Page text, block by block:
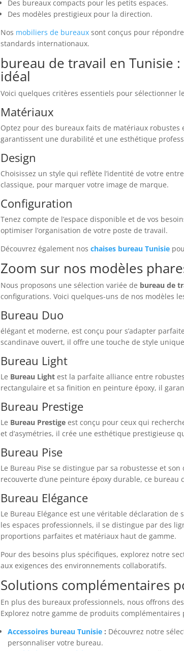
Des bureaux compacts pour les petits espaces.
Des modèles prestigieux pour la direction.
Nos mobiliers de bureauxsont conçus pour
standards internationaux.
bureau de travail en Tunisie
idéal
Voici quelques critères essentiels pour sélectionner le
Matériaux
Optez pour des bureaux faits de matériaux
garantissent une durabilité et une esthétique
Design
Choisissez un style qui reflète l’identité de votre
classique, pour marquer votre image de marque.
Configuration
Tenez compte de l’espace disponible et de vos
optimiser l’organisation de votre poste de travail.
Découvrez également nos chaises bureau Tunisie
Zoom sur nos modèles
Nous proposons une sélection variée de bureau de
configurations. Voici quelques-uns de nos modèles
Bureau Duo
élégant et moderne, est conçu pour s’adapter
scandinave ouvert, il offre une touche de style
Bureau Light
Le Bureau Lightest la parfaite alliance entre
rectangulaire et sa finition en peinture époxy, il
Bureau Prestige
Le Bureau Prestigeest conçu pour ceux qui
et d’asymétries, il crée une esthétique prestigieuse
Bureau Pise
Le Bureau Pise se distingue par sa robustesse et
recouverte d’une peinture époxy durable, ce
Bureau Elégance
Le Bureau Elégance est une véritable déclaration de
les espaces professionnels, il se distingue par des
proportions parfaites et matériaux haut de gamme.
Pour des besoins plus spécifiques, explorez notre
aux exigences des environnements collaboratifs.
Solutions complémentaires
En plus des bureaux professionnels, nous offrons
Explorez notre gamme de produits complémentaires
Accessoires bureau Tunisie: Découvrez notre
personnaliser votre bureau.